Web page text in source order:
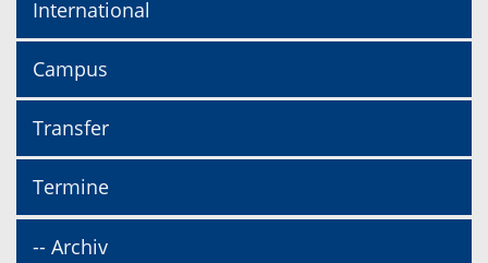
International
Campus
Transfer
Termine
-- Archiv